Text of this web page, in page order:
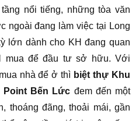
nổi tiếng, những tòa văn
ngoài đang làm việc tại Long
dành cho KH đang quan
mua để đầu tư sở hữu. Với
nhà để ở thì biệt thự Khu
Point Bến Lức đem đến một
thoáng đãng, thoải mái, gần